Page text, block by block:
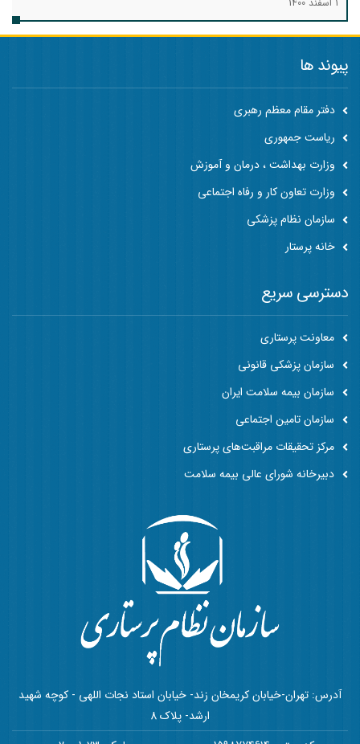
پیوند ها
دفتر مقام معظم رهبری
ریاست جمهوری
وزارت بهداشت ، درمان و آموزش
وزارت تعاون کار و رفاه اجتماعی
سازمان نظام پزشکی
خانه پرستار
آدرس: تهران-خیابان کریمخان زند- خیابان استاد نجات اللهی - کوچه شهید
ارشد- پلاک 8
دسترسی سریع
معاونت پرستاری
سازمان پزشکی قانونی
سازمان بیمه سلامت ایران
سازمان تامین اجتماعی
مرکز تحقیقات مراقبت‌های پرستاری
دبیرخانه شورای عالی بیمه سلامت